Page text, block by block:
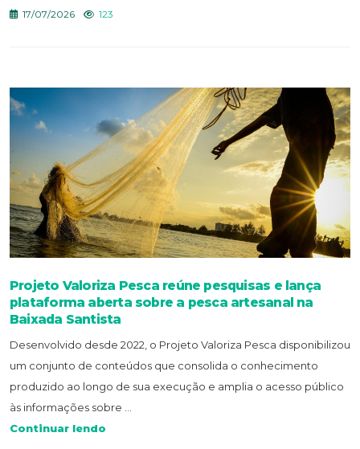
17/07/2026 123
Projeto Valoriza Pesca reúne pesquisas e lança
plataforma aberta sobre a pesca artesanal na
Baixada Santista
Desenvolvido desde 2022, o Projeto Valoriza Pesca disponibilizou
um conjunto de conteúdos que consolida o conhecimento
produzido ao longo de sua execução e amplia o acesso público
às informações sobre ...
Continuar lendo